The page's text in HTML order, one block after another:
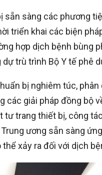
sẵn sàng các phương
triển khai các biện
hợp dịch bệnh bùng
dự trù trình Bộ Y tế phê
bị nghiêm túc,
các giải pháp đồng bộ
tư trang thiết bị, công
Trung ương sẵn sàng
thể xảy ra đối với dịch